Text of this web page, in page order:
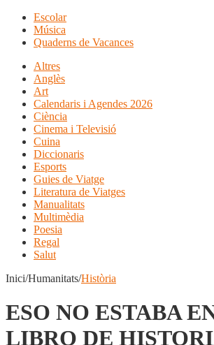
Escolar
Música
Quaderns de Vacances
Altres
Anglès
Art
Calendaris i Agendes 2026
Ciència
Cinema i Televisió
Cuina
Diccionaris
Esports
Guies de Viatge
Literatura de Viatges
Manualitats
Multimèdia
Poesia
Regal
Salut
Inici/Humanitats/Història
ESO NO ESTABA
LIBRO DE